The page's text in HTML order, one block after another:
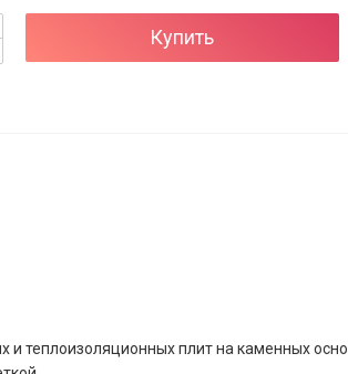
Купить
теплоизоляционных плит на каменных